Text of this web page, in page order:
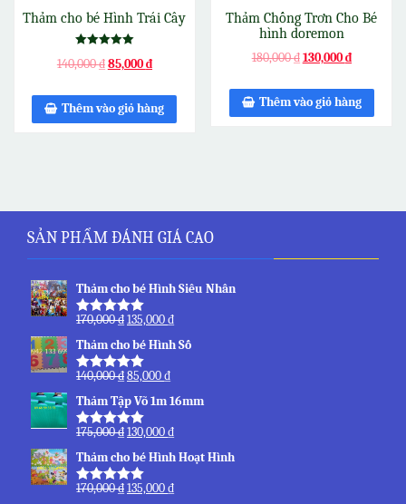
Thảm cho bé Hình Trái Cây
hạng
140,000₫85,000₫
Thêm vào giỏ hàng
Thảm Chống Trơn Cho Bé
hình doremon
180,000₫130,000₫
Thêm vào giỏ hàng
SẢN PHẨM ĐÁNH GIÁ CAO
Thảm cho bé Hình Siêu Nhân
Được xếp
sao
170,000₫135,000₫
Thảm cho bé Hình Số
Được xếp
sao
140,000₫85,000₫
Thảm Tập Võ 1m 16mm
Được xếp
sao
175,000₫130,000₫
Thảm cho bé Hình Hoạt Hình
Được xếp
170,000₫135,000₫